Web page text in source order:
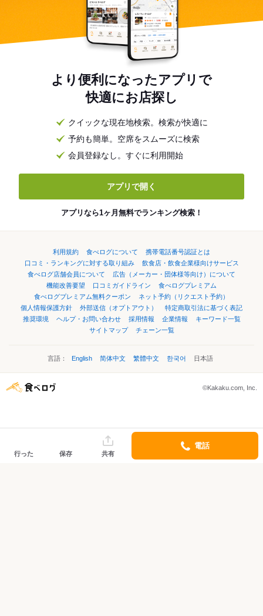
より便利になったアプリで
快適にお店探し
クイックな現在地検索。検索が快適に
予約も簡単。空席をスムーズに検索
会員登録なし。すぐに利用開始
アプリで開く
アプリなら1ヶ月無料でランキング検索！
利用規約 食べログについて
携帯電話番号認証とは
口コミ・ランキングに対する取り組み
飲食店・飲食企業様向けサービス
食べログ店舗会員について
広告（メーカー・団体様等向け）について
機能改善要望
口コミガイドライン
食べログプレミアム
食べログプレミアム無料クーポン
ネット予約（リクエスト予約）
個人情報保護方針
外部送信（オプトアウト）
特定商取引法に基づく表記
推奨環境
ヘルプ・お問い合わせ 採用情報 企業情報
キーワード一覧
サイトマップ
チェーン一覧
言語： English 简体中文 繁體中文 한국어 日本語
©Kakaku.com, Inc.
行った 保存 共有
電話